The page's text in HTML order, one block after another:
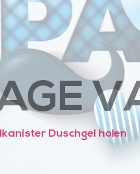
Duschgel holen